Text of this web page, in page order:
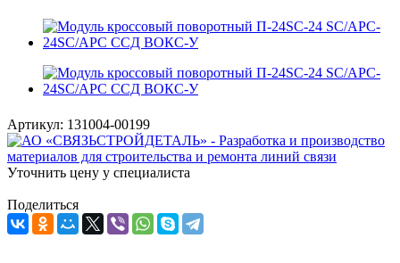
Артикул: 131004-00199
Уточнить цену у специалиста
Поделиться